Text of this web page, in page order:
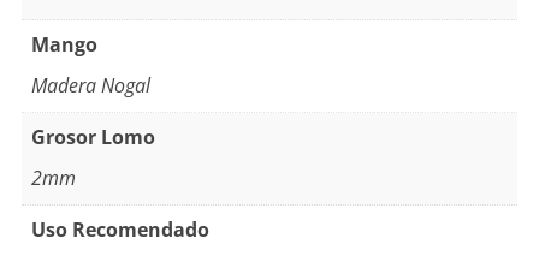
Mango
Madera Nogal
Grosor Lomo
2mm
Uso Recomendado